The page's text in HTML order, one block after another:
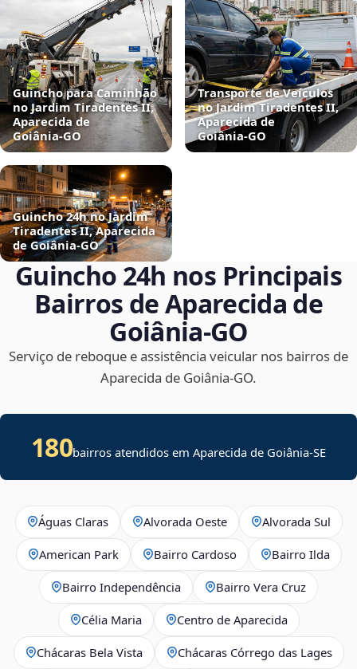
Guincho para Caminhão
no Jardim Tiradentes II,
Aparecida de
Goiânia‑GO
Transporte de Veículos
no Jardim Tiradentes II,
Aparecida de
Goiânia‑GO
Guincho 24h no Jardim
Tiradentes II, Aparecida
de Goiânia‑GO
Guincho 24h nos Principais
Bairros de Aparecida de
Goiânia‑GO
Serviço de reboque e assistência veicular nos bairros de
Aparecida de Goiânia‑GO.
180bairros atendidos emAparecida de Goiânia-SE
Águas Claras Alvorada Oeste Alvorada Sul
American Park Bairro Cardoso Bairro Ilda
Bairro Independência Bairro Vera Cruz
Célia Maria Centro de Aparecida
Chácaras Bela Vista Chácaras Córrego das Lages